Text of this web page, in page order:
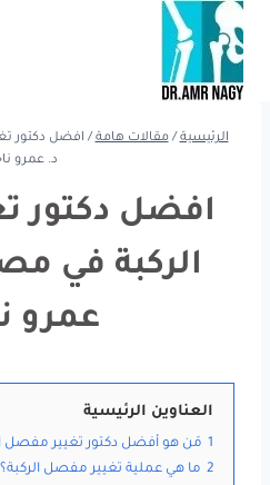
التجاوز
المحتوى
الرئيسية / مقالات هامة /
د. عمرو
افضل دكتور
عمرو
العناوين الرئيسية
1 مَن هو أفضل دكتور تغيير مفصل
2 ما هي عملية تغيير مفصل الركبة؟